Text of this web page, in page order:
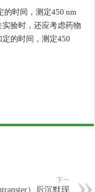
时间，测定450 nm
实验时，还应考虑药物
的时间，测定450
下一
）后沉默现